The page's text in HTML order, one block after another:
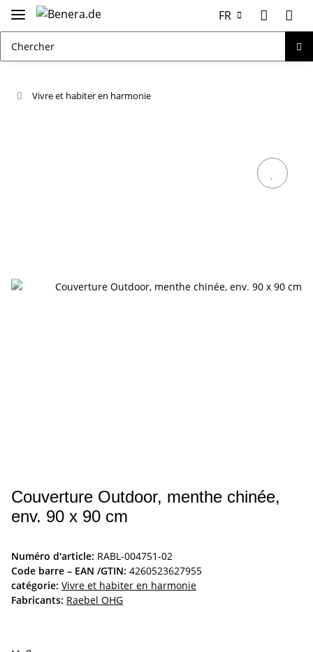
FR
Vivre et habiter en harmonie
Couverture Outdoor, menthe chinée,
env. 90 x 90 cm
Numéro d'article: RABL-004751-02
Code barre – EAN /GTIN: 4260523627955
catégorie: Vivre et habiter en harmonie
Fabricants: Raebel OHG